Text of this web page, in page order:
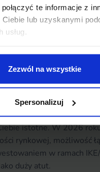
te informacje z
lub uzyskanymi
usług.
Zezwól na wszystkie
Spersonalizuj
eksperta
Ochrona Jutra się
jest opłacalny dla osób,
Dzięki modułowej
pakiety, lecz
(np. nowotwór, pobyt
poważnych chorób
istotne. W 2026
rynkowej, możliwość
w ramach
duży atut.